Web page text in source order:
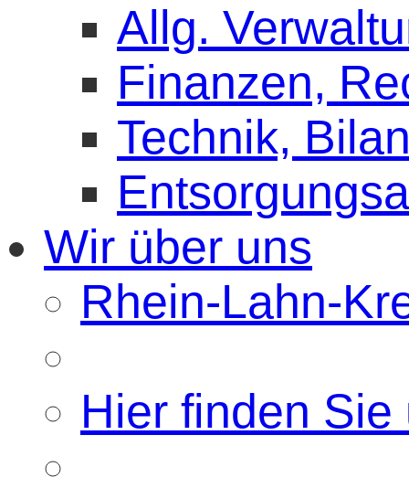
Allg.
Finanzen,
Technik,
Wir über uns
Rhein-Lahn-
Hier finden Sie